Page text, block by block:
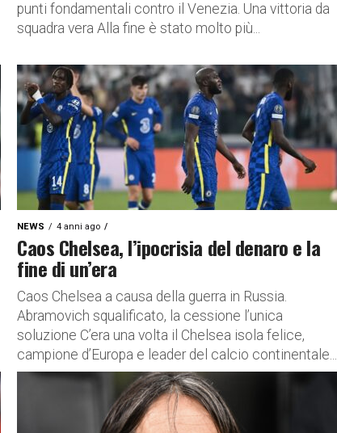
punti fondamentali contro il Venezia. Una vittoria da
squadra vera Alla fine è stato molto più...
NEWS 4 anni ago
Caos Chelsea, l’ipocrisia del denaro e la
fine di un’era
Caos Chelsea a causa della guerra in Russia.
Abramovich squalificato, la cessione l’unica
soluzione C’era una volta il Chelsea isola felice,
campione d’Europa e leader del calcio continentale...